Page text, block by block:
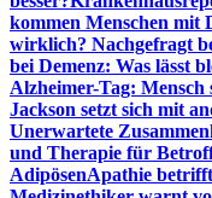
kommen Menschen mit
wirklich? Nachgefragt
bei Demenz: Was lässt
Alzheimer-Tag: Mensch
Jackson setzt sich mit
Unerwartete
und Therapie für
AdipösenApathie